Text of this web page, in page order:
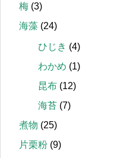
梅 (3)
海藻 (24)
ひじき (4)
わかめ (1)
昆布 (12)
海苔 (7)
煮物 (25)
片栗粉 (9)